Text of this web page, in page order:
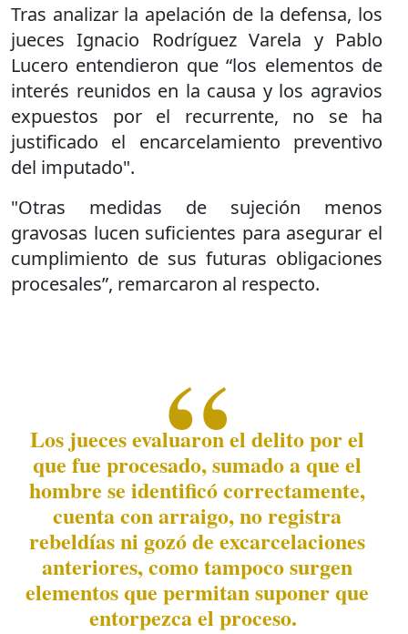
Tras analizar la apelación de la defensa, los
jueces Ignacio Rodríguez Varela y Pablo
Lucero entendieron que “los elementos de
interés reunidos en la causa y los agravios
expuestos por el recurrente, no se ha
justificado el encarcelamiento preventivo
del imputado".
"Otras medidas de sujeción menos
gravosas lucen suficientes para asegurar el
cumplimiento de sus futuras obligaciones
procesales”, remarcaron al respecto.
Los jueces evaluaron el delito por el
que fue procesado, sumado a que el
hombre se identificó correctamente,
cuenta con arraigo, no registra
rebeldías ni gozó de excarcelaciones
anteriores, como tampoco surgen
elementos que permitan suponer que
entorpezca el proceso.